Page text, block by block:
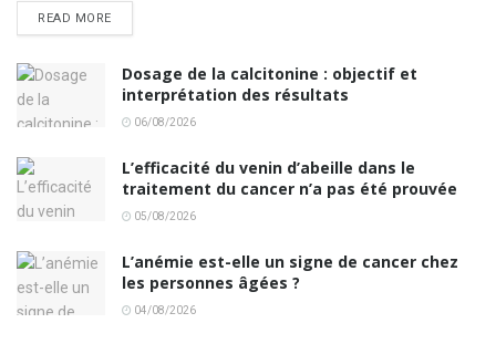
READ MORE
Dosage de la calcitonine : objectif et
interprétation des résultats
06/08/2026
L’efficacité du venin d’abeille dans le
traitement du cancer n’a pas été prouvée
05/08/2026
L’anémie est-elle un signe de cancer chez
les personnes âgées ?
04/08/2026